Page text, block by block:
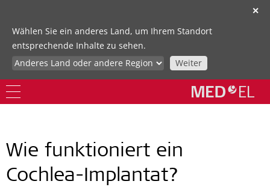
✕
Wählen Sie ein anderes Land, um Ihrem Standort
entsprechende Inhalte zu sehen.
Weiter
Wie funktioniert ein
Cochlea-Implantat?